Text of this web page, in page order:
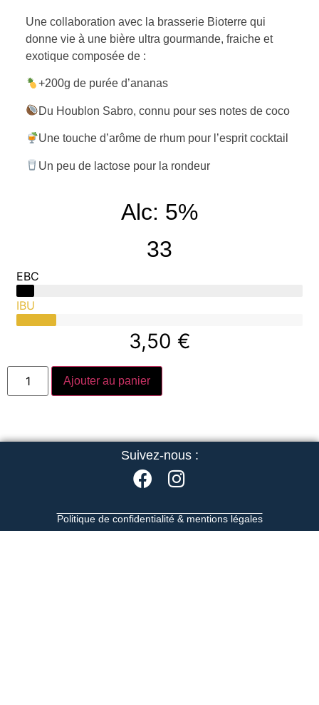
Une collaboration avec la brasserie Bioterre qui
donne vie à une bière ultra gourmande, fraiche et
exotique composée de :
+200g de purée d’ananas
Du Houblon Sabro, connu pour ses notes de coco
Une touche d’arôme de rhum pour l’esprit cocktail
Un peu de lactose pour la rondeur
Alc: 5%
33
EBC
IBU
3,50 €
Ajouter au panier
Suivez-nous :
Politique de confidentialité & mentions légales